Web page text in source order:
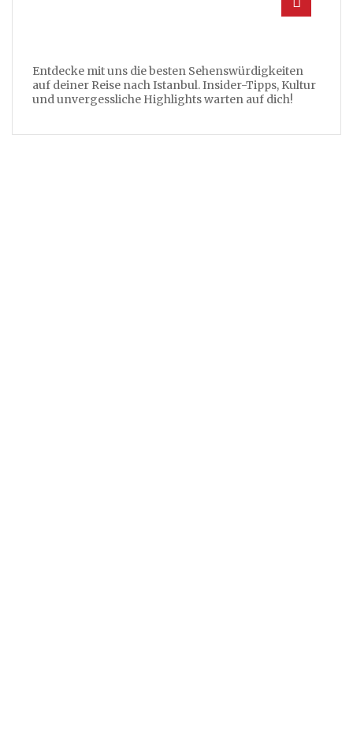
Entdecke mit uns die besten Sehenswürdigkeiten
auf deiner Reise nach Istanbul. Insider-Tipps, Kultur
und unvergessliche Highlights warten auf dich!